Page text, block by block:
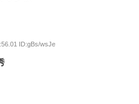
ID:gBs/wsJe